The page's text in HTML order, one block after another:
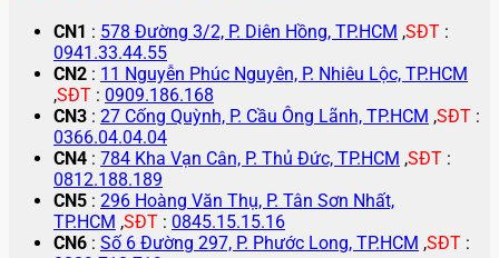
CN1 : 578 Đường 3/2, P. Diên Hồng, TP.HCM ,SĐT :
0941.33.44.55
CN2 : 11 Nguyễn Phúc Nguyên, P. Nhiêu Lộc, TP.HCM
,SĐT : 0909.186.168
CN3 : 27 Cống Quỳnh, P. Cầu Ông Lãnh, TP.HCM ,SĐT :
0366.04.04.04
CN4 : 784 Kha Vạn Cân, P. Thủ Đức, TP.HCM ,SĐT :
0812.188.189
CN5 : 296 Hoàng Văn Thụ, P. Tân Sơn Nhất,
TP.HCM ,SĐT : 0845.15.15.16
CN6 : Số 6 Đường 297, P. Phước Long, TP.HCM ,SĐT :